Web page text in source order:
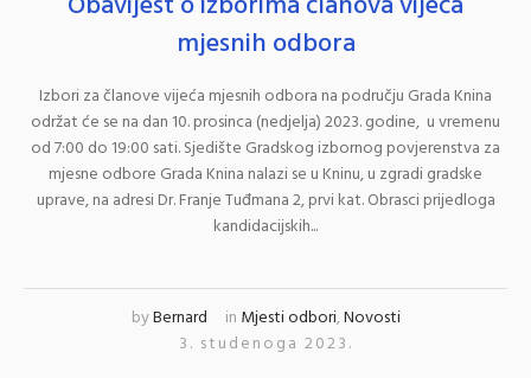
mjesnih odbora
Izbori za članove vijeća mjesnih odbora na području Grada Knina
održat će se na dan 10. prosinca (nedjelja) 2023. godine, u vremenu
od 7:00 do 19:00 sati. Sjedište Gradskog izbornog povjerenstva za
mjesne odbore Grada Knina nalazi se u Kninu, u zgradi gradske
uprave, na adresi Dr. Franje Tuđmana 2, prvi kat. Obrasci prijedloga
kandidacijskih...
byBernard in Mjesti odbori,Novosti
3. studenoga 2023.